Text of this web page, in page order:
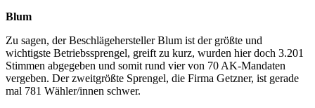
Blum
Zu sagen, der Beschlägehersteller Blum ist der größte und
wichtigste Betriebssprengel, greift zu kurz, wurden hier doch 3.201
Stimmen abgegeben und somit rund vier von 70 AK-Mandaten
vergeben. Der zweitgrößte Sprengel, die Firma Getzner, ist gerade
mal 781 Wähler/innen schwer.